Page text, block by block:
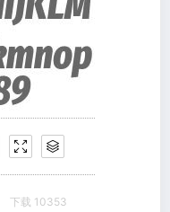
下载 10353